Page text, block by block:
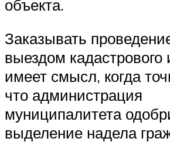
объекта.
Заказывать
выездом кадастрового
имеет смысл, когда
что администрация
муниципалитета
выделение надела